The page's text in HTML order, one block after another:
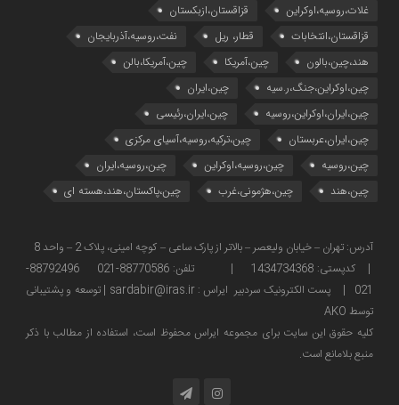
غلات،روسیه،اوکراین
قزاقستان،ازبکستان
قزاقستان،انتخابات
قطار، ریل
نفت،روسیه،آذربایجان
هند،چین،بالون
چین،آمریکا
چین،آمریکا،بالن
چین،اوکراین،جنگ،ر.سیه
چین،ایران
چین،ایران،اوکراین،روسیه
چین،ایران،رئیسی
چین،ایران،عربستان
چین،ترکیه،روسیه،آسیای مرکزی
چین،روسیه
چین،روسیه،اوکراین
چین،روسیه،ایران
چین،هند
چین،هژمونی،غرب چین،پاکستان،هند،هسته ای
| کدپستی: 1434734368 | تلفن: 88770586-021 88792496-
021 | پست الکترونیک سردبیر ایراس : sardabir@iras.ir |
توسعه و پشتیبانی
توسط AKO
كليه حقوق این سایت برای مجموعه ایراس محفوظ است، استفاده از مطالب با ذكر
منبع بلامانع است.